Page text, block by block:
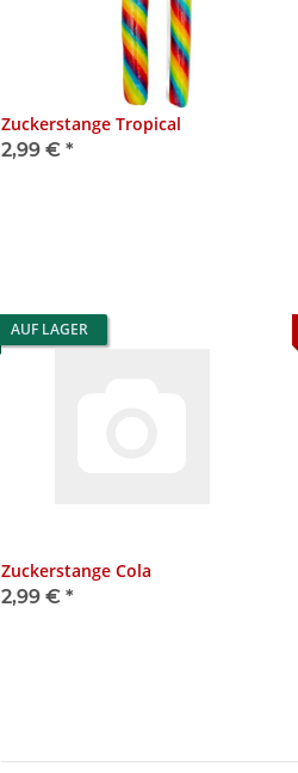
Zuckerstange Tropical
2,99 € *
AUF LAGER
Zuckerstange Cola
2,99 € *